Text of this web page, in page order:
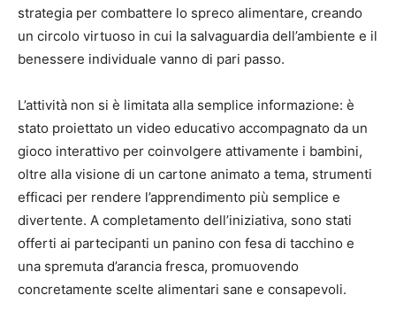
strategia per combattere lo spreco alimentare, creando
un circolo virtuoso in cui la salvaguardia dell’ambiente e il
benessere individuale vanno di pari passo.
L’attività non si è limitata alla semplice informazione: è
stato proiettato un video educativo accompagnato da un
gioco interattivo per coinvolgere attivamente i bambini,
oltre alla visione di un cartone animato a tema, strumenti
efficaci per rendere l’apprendimento più semplice e
divertente. A completamento dell’iniziativa, sono stati
offerti ai partecipanti un panino con fesa di tacchino e
una spremuta d’arancia fresca, promuovendo
concretamente scelte alimentari sane e consapevoli.